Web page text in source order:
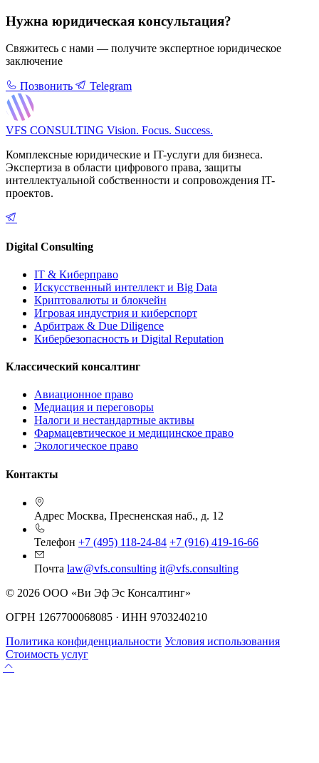
Нужна юридическая консультация?
Свяжитесь с нами — получите экспертное юридическое
заключение
Позвонить Telegram
VFS CONSULTING Vision. Focus. Success.
Комплексные юридические и IT-услуги для бизнеса.
Экспертиза в области цифрового права, защиты
интеллектуальной собственности и сопровождения IT-
проектов.
Digital Consulting
IT & Киберправо
Искусственный интеллект и Big Data
Криптовалюты и блокчейн
Игровая индустрия и киберспорт
Арбитраж & Due Diligence
Кибербезопасность и Digital Reputation
Классический консалтинг
Авиационное право
Медиация и переговоры
Налоги и нестандартные активы
Фармацевтическое и медицинское право
Экологическое право
Контакты
Адрес Москва, Пресненская наб., д. 12
Телефон +7 (495) 118-24-84 +7 (916) 419-16-66
Почта law@vfs.consulting it@vfs.consulting
© 2026 ООО «Ви Эф Эс Консалтинг»
ОГРН 1267700068085 · ИНН 9703240210
Политика конфиденциальности Условия использования
Стоимость услуг